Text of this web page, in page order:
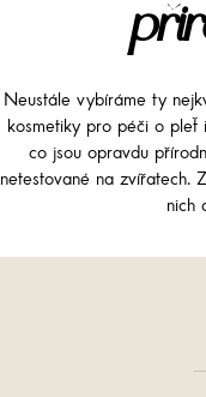
Neustále vybíráme ty
kosmetiky pro péči o pleť
co jsou opravdu
netestované na zvířatech.
nich